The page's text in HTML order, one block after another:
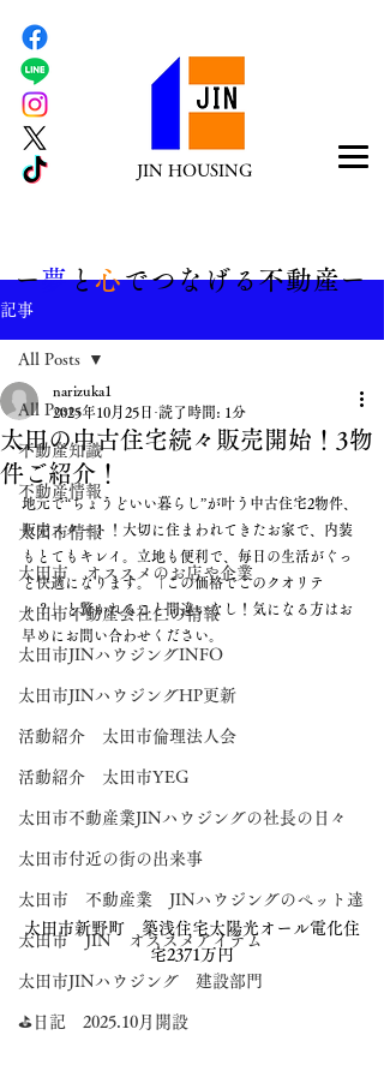
JIN HOUSING
​ー夢と心でつなげる不動産ー
記事
All Posts
不動産知識
不動産情報
太田市情報
太田市 オススメのお店や企業
太田市不動産会社仁の情報
太田市JINハウジングINFO
太田市JINハウジングHP更新
活動紹介 太田市倫理法人会
活動紹介 太田市YEG
太田市不動産業JINハウジングの社長の日々
太田市付近の街の出来事
太田市 不動産業 JINハウジングのペット達
太田市 JIN オススメアイテム
太田市JINハウジング 建設部門
⛳日記 2025.10月開設
All Posts
太田の中古住宅続々販売開始！3物
件ご紹介！
narizuka1
2025年10月25日 読了時間: 1分
地元で“ちょうどいい暮らし”が叶う中古住宅2物件、
販売スタート！大切に住まわれてきたお家で、内装
もとてもキレイ。立地も便利で、毎日の生活がぐっ
と快適になります。「この価格でこのクオリテ
ィ？」と驚かれること間違いなし！気になる方はお
早めにお問い合わせください。
太田市新野町　築浅住宅太陽光オール電化住
宅2371万円